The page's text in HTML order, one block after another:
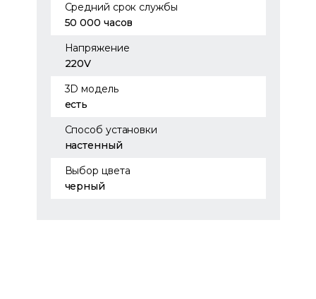
Средний срок службы
50 000 часов
Напряжение
220V
3D модель
есть
Способ установки
настенный
Выбор цвета
черный